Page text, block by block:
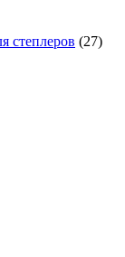
степлеров (27)